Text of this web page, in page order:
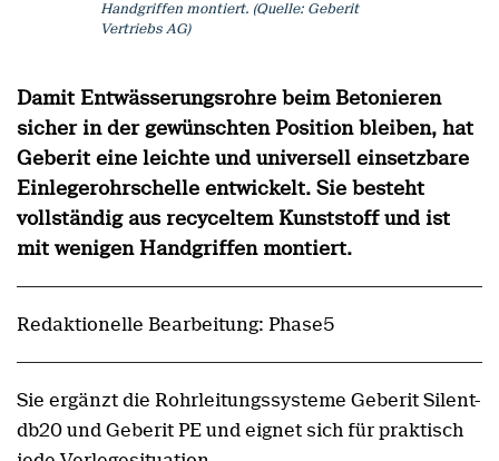
Handgriffen montiert. (Quelle: Geberit
Vertriebs AG)
Damit Entwässerungsrohre beim Betonieren
sicher in der gewünschten Position bleiben, hat
Geberit eine leichte und universell einsetzbare
Einlegerohrschelle entwickelt. Sie besteht
vollständig aus recyceltem Kunststoff und ist
mit wenigen Handgriffen montiert.
Redaktionelle Bearbeitung: Phase5
Sie ergänzt die Rohrleitungssysteme Geberit Silent-
db20 und Geberit PE und eignet sich für praktisch